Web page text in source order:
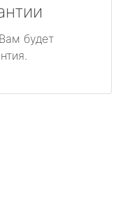
будет